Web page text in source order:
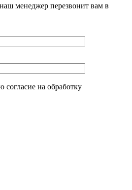
менеджер перезвонит вам в
на обработку